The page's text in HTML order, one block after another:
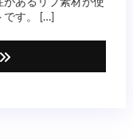
です。 […]